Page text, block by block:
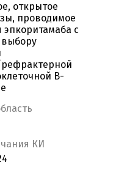
открытое
проводимое
с
В-
КИ